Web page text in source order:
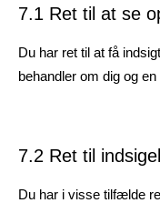
7.1 Ret til at se
Du har ret til at få
behandler om dig og
7.2 Ret til
Du har i visse tilfælde